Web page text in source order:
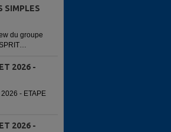
SIMPLES
du groupe
édition du
réalisée
2026 -
- ETAPE
2026 -